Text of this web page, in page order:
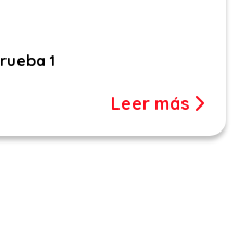
1
Leer más